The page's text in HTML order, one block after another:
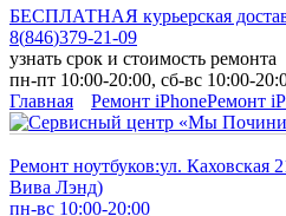
БЕСПЛАТНАЯ курьерская
8(846)379-21-09
узнать срок и стоимость ремонта
пн-пт 10:00-20:00, сб-вс 10:00-
Главная
Ремонт iPhoneРемонт
Ремонт ноутбуков:ул. Каховская
Вива Лэнд)
пн-вс 10:00-20:00